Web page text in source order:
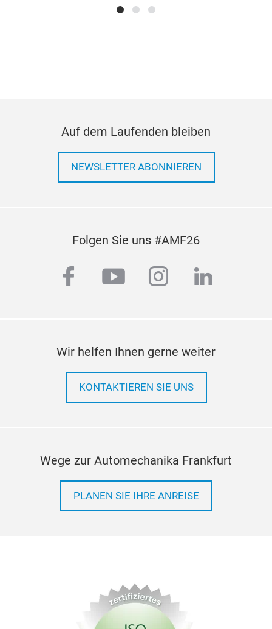
Auf dem Laufenden bleiben
NEWSLETTER ABONNIEREN
Folgen Sie uns #AMF26
facebook
youtubeinstagram
linkedin
Wir helfen Ihnen gerne weiter
KONTAKTIEREN SIE UNS
Wege zur Automechanika Frankfurt
PLANEN SIE IHRE ANREISE